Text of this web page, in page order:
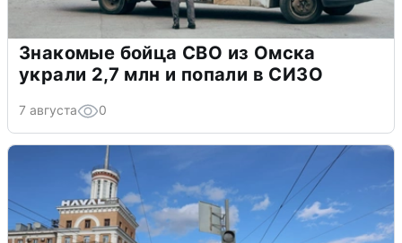
Знакомые бойца СВО из Омска
украли 2,7 млн и попали в СИЗО
7 августа 0